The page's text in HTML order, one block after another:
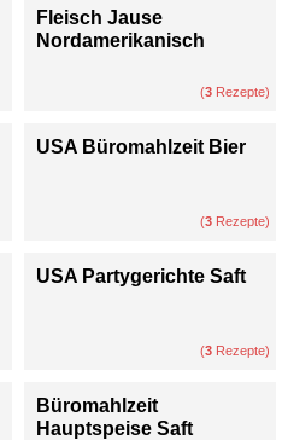
Fleisch Jause
Nordamerikanisch
(3 Rezepte)
USA Büromahlzeit Bier
(3 Rezepte)
USA Partygerichte Saft
(3 Rezepte)
Büromahlzeit
Hauptspeise Saft